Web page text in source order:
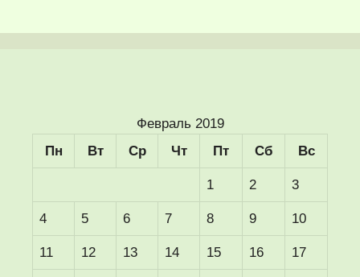
Февраль 2019
Пн
Вт Ср Чт Пт Сб Вс
1 2 3
4 5 6 7 8 9 10
11 12 13 14 15 16 17